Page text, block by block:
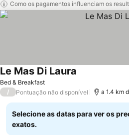
Como os pagamentos influenciam os
Bed & Breakfast
Le Mas Di Laura
/ Pontuação não disponível a 1.4 km
Selecione as datas para ver os
exatos.